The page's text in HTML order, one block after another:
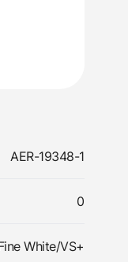
AER-19348-1
0
White/VS+